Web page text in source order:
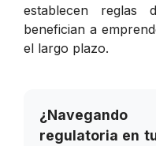
establecen reglas
benefician a
el largo plazo.
regulatoria en